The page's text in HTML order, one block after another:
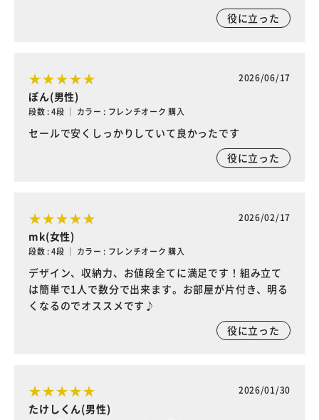
役に立った
2026/06/17
ぽん(男性)
段数 : 4段 ｜ カラー : フレンチオーク 購入
セールで安くしっかりしていて良かったです
役に立った
2026/02/17
mk(女性)
段数 : 4段 ｜ カラー : フレンチオーク 購入
デザイン、収納力、お値段全てに満足です！組み立て
は簡単で1人で数分で出来ます。お部屋が片付き、明る
くなるのでオススメです♪
役に立った
2026/01/30
たけしくん(男性)